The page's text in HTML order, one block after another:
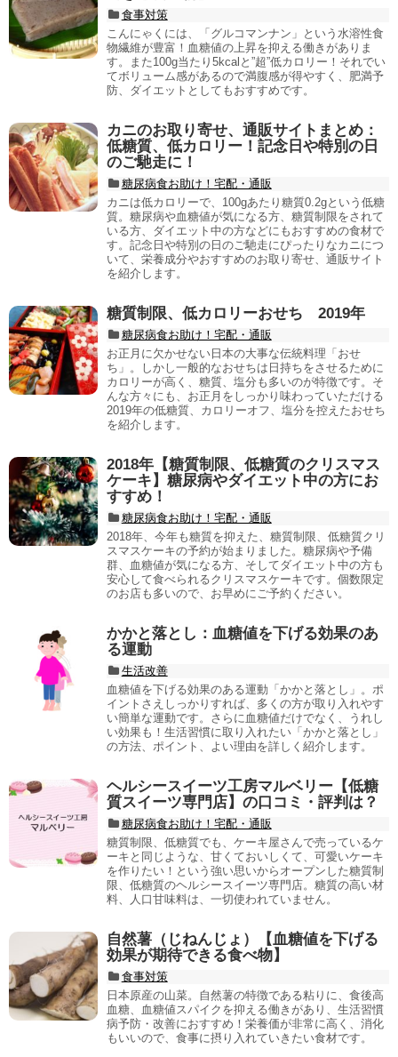
食事対策
こんにゃくには、「グルコマンナン」という水溶性食
物繊維が豊富！血糖値の上昇を抑える働きがありま
す。また100g当たり5kcalと”超”低カロリー！それでい
てボリューム感があるので満腹感が得やすく、肥満予
防、ダイエットとしてもおすすめです。
カニのお取り寄せ、通販サイトまとめ：
低糖質、低カロリー！記念日や特別の日
のご馳走に！
糖尿病食お助け！宅配・通販
カニは低カロリーで、100gあたり糖質0.2gという低糖
質。糖尿病や血糖値が気になる方、糖質制限をされて
いる方、ダイエット中の方などにもおすすめの食材で
す。記念日や特別の日のご馳走にぴったりなカニにつ
いて、栄養成分やおすすめのお取り寄せ、通販サイト
を紹介します。
糖質制限、低カロリーおせち 2019年
糖尿病食お助け！宅配・通販
お正月に欠かせない日本の大事な伝統料理「おせ
ち」。しかし一般的なおせちは日持ちをさせるために
カロリーが高く、糖質、塩分も多いのが特徴です。そ
んな方々にも、お正月をしっかり味わっていただける
2019年の低糖質、カロリーオフ、塩分を控えたおせち
を紹介します。
2018年【糖質制限、低糖質のクリスマス
ケーキ】糖尿病やダイエット中の方にお
すすめ！
糖尿病食お助け！宅配・通販
2018年、今年も糖質を抑えた、糖質制限、低糖質クリ
スマスケーキの予約が始まりました。糖尿病や予備
群、血糖値が気になる方、そしてダイエット中の方も
安心して食べられるクリスマスケーキです。個数限定
のお店も多いので、お早めにご予約ください。
かかと落とし：血糖値を下げる効果のあ
る運動
生活改善
血糖値を下げる効果のある運動「かかと落とし」。ポ
イントさえしっかりすれば、多くの方が取り入れやす
い簡単な運動です。さらに血糖値だけでなく、うれし
い効果も！生活習慣に取り入れたい「かかと落とし」
の方法、ポイント、よい理由を詳しく紹介します。
ヘルシースイーツ工房マルベリー【低糖
質スイーツ専門店】の口コミ・評判は？
糖尿病食お助け！宅配・通販
糖質制限、低糖質でも、ケーキ屋さんで売っているケ
ーキと同じような、甘くておいしくて、可愛いケーキ
を作りたい！という強い思いからオープンした糖質制
限、低糖質のヘルシースイーツ専門店。糖質の高い材
料、人口甘味料は、一切使われていません。
自然薯（じねんじょ）【血糖値を下げる
効果が期待できる食べ物】
食事対策
日本原産の山菜。自然薯の特徴である粘りに、食後高
血糖、血糖値スパイクを抑える働きがあり、生活習慣
病予防・改善におすすめ！栄養価が非常に高く、消化
もいいので、食事に摂り入れていきたい食材です。